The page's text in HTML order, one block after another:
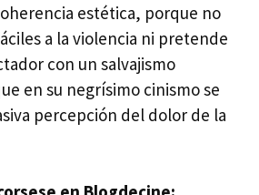
estética, porque no
a la violencia ni pretende
con un salvajismo
en su negrísimo cinismo se
percepción del dolor de la